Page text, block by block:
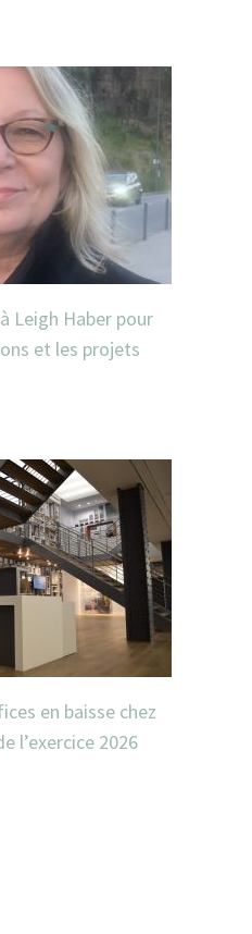
Leigh Haber pour
et les projets
en baisse chez
l’exercice 2026